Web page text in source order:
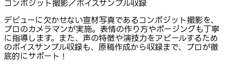
コンポジット撮影／ボイスサンプル収録
デビューに欠かせない宣材写真であるコンポジット撮影を、
プロのカメラマンが実施。表情の作り方やポージングも丁寧
に指導します。また、声の特徴や演技力をアピールするため
のボイスサンプル収録も、原稿作成から収録まで、プロが徹
底的にサポート！